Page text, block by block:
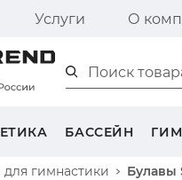
Услуги О
БАССЕЙН
гимнастики Булавы